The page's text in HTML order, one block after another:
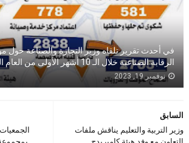
في أحدث تقرير تلقاه وزير التجارة والصناعة
الرقابة الصناعية خلال الـ 10 أشهر الأولى من العام الجاري
نوفمبر 19, 2023
السابق
وزير التربية والتعليم يناقش ملفات